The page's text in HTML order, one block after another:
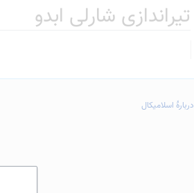
تیراندازی شارلی ابدو
ناوبری
جستجو
دربارهٔ اسلامیکال